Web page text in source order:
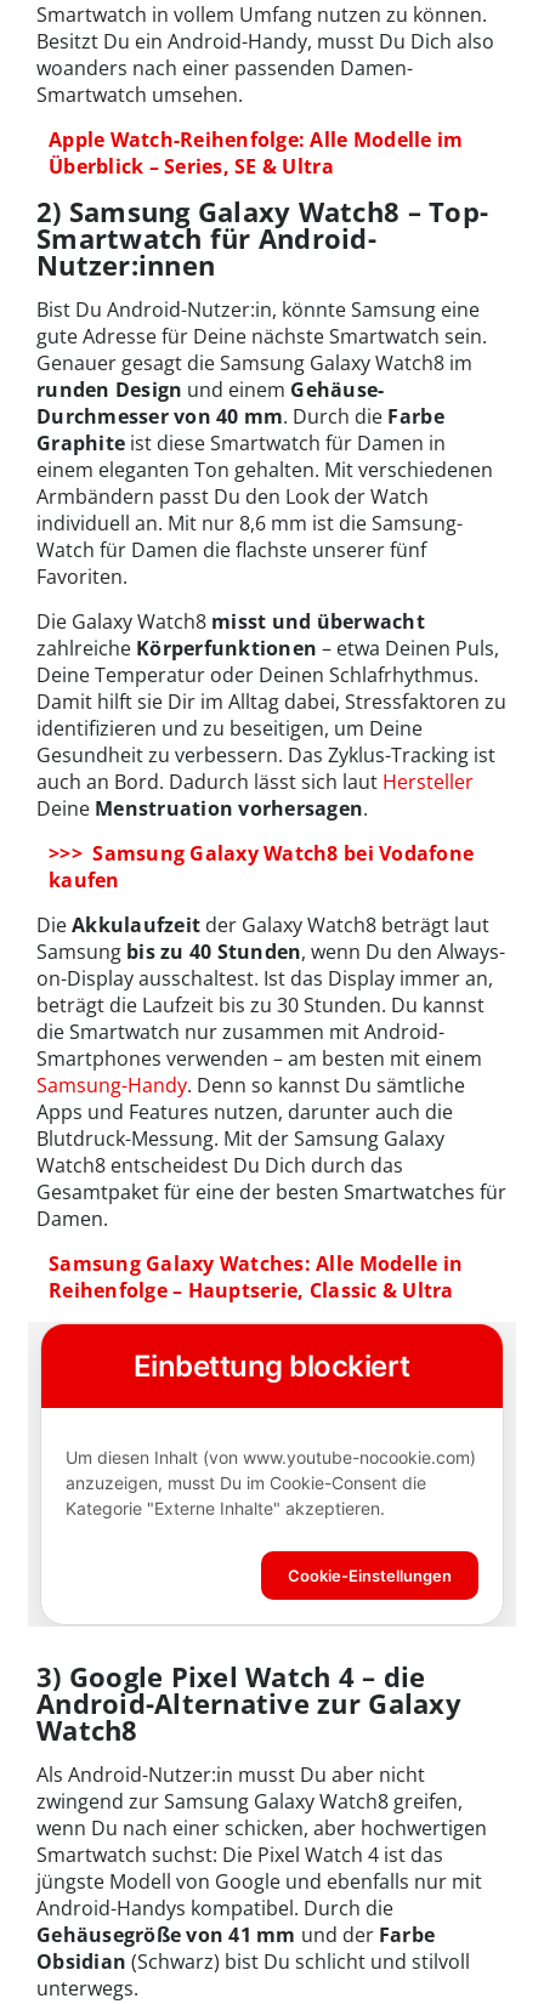
Smartwatch in vollem Umfang nutzen zu können.
Besitzt Du ein Android-Handy, musst Du Dich also
woanders nach einer passenden Damen-
Smartwatch umsehen.
Apple Watch-Reihenfolge: Alle Modelle im
Überblick – Series, SE & Ultra
2) Samsung Galaxy Watch8 – Top-
Smartwatch für Android-
Nutzer:innen
Bist Du Android-Nutzer:in, könnte Samsung eine
gute Adresse für Deine nächste Smartwatch sein.
Genauer gesagt die Samsung Galaxy Watch8 im
runden Design und einem Gehäuse-
Durchmesser von 40 mm. Durch die Farbe
Graphite ist diese Smartwatch für Damen in
einem eleganten Ton gehalten. Mit verschiedenen
Armbändern passt Du den Look der Watch
individuell an. Mit nur 8,6 mm ist die Samsung-
Watch für Damen die flachste unserer fünf
Favoriten.
Die Galaxy Watch8 misst und überwacht
zahlreiche Körperfunktionen – etwa Deinen Puls,
Deine Temperatur oder Deinen Schlafrhythmus.
Damit hilft sie Dir im Alltag dabei, Stressfaktoren zu
identifizieren und zu beseitigen, um Deine
Gesundheit zu verbessern. Das Zyklus-Tracking ist
auch an Bord. Dadurch lässt sich laut Hersteller
Deine Menstruation vorhersagen.
>>> Samsung Galaxy Watch8 bei Vodafone
kaufen
DieAkkulaufzeit der Galaxy Watch8 beträgt laut
Samsung bis zu 40 Stunden, wenn Du den Always-
on-Display ausschaltest. Ist das Display immer an,
beträgt die Laufzeit bis zu 30 Stunden. Du kannst
die Smartwatch nur zusammen mit Android-
Smartphones verwenden – am besten mit einem
Samsung-Handy. Denn so kannst Du sämtliche
Apps und Features nutzen, darunter auch die
Blutdruck-Messung. Mit der Samsung Galaxy
Watch8 entscheidest Du Dich durch das
Gesamtpaket für eine der besten Smartwatches für
Damen.
Samsung Galaxy Watches: Alle Modelle in
Reihenfolge – Hauptserie, Classic & Ultra
3) Google Pixel Watch 4 – die
Android-Alternative zur Galaxy
Watch8
Als Android-Nutzer:in musst Du aber nicht
zwingend zur Samsung Galaxy Watch8 greifen,
wenn Du nach einer schicken, aber hochwertigen
Smartwatch suchst: Die Pixel Watch 4 ist das
jüngste Modell von Google und ebenfalls nur mit
Android-Handys kompatibel. Durch die
Gehäusegröße von 41 mm und der Farbe
Obsidian (Schwarz) bist Du schlicht und stilvoll
unterwegs.